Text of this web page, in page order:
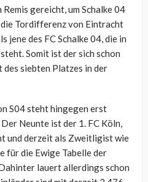
gereicht, um Schalke 04
Tordifferenz von Eintracht
jene des FC Schalke 04, die in
Somit ist der sich schon
des siebten Platzes in der
S04 steht hingegen erst
Neunte ist der 1. FC Köln,
und derzeit als Zweitligist wie
für die Ewige Tabelle der
lauert allerdings schon